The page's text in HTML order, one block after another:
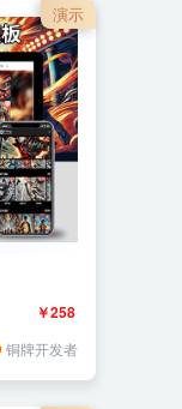
演示
￥258
铜牌开发者